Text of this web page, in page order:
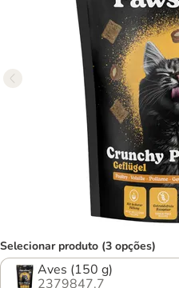
Selecionar produto (3 opções)
Aves (150 g)
2379847.7